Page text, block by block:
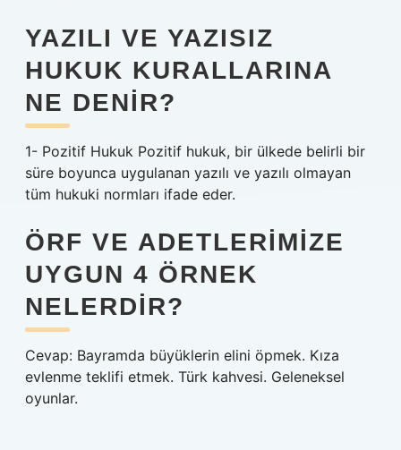
YAZILI VE YAZISIZ
HUKUK KURALLARINA
NE DENIR?
1- Pozitif Hukuk Pozitif hukuk, bir ülkede belirli bir
süre boyunca uygulanan yazılı ve yazılı olmayan
tüm hukuki normları ifade eder.
ÖRF VE ADETLERIMIZE
UYGUN 4 ÖRNEK
NELERDIR?
Cevap: Bayramda büyüklerin elini öpmek. Kıza
evlenme teklifi etmek. Türk kahvesi. Geleneksel
oyunlar.